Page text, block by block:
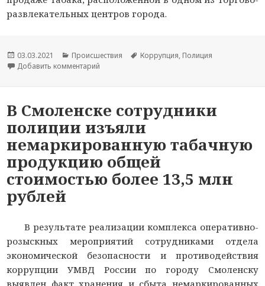
развлекательных центров города.
Опубликовано
03.03.2021 Рубрики
Происшествия Метки
Коррупция, Полиция
Добавить комментарий
В Смоленске сотрудники
полиции изъяли
немаркированную табачную
продукцию общей
стоимостью более 13,5 млн
рублей
В результате реализации комплекса оперативно-
розыскных мероприятий сотрудниками отдела
экономической безопасности и противодействия
коррупции УМВД России по городу Смоленску
выявлен факт хранения и сбыта немаркированных